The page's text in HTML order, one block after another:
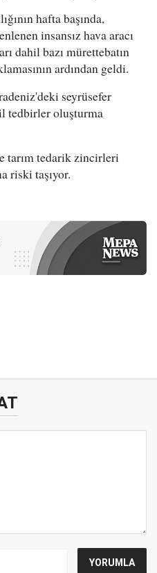
hafta başında,
insansız hava aracı
dahil bazı mürettebatın
ardından geldi.
seyrüsefer
tedbirler oluşturma
tarım tedarik zincirleri
riski taşıyor.